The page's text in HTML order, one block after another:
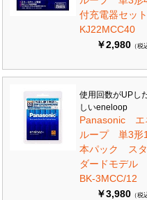
付充電器セッ
KJ22MCC40
￥2,980 （税
使用回数がUPし
しいeneloop
Panasonic エ
ループ 単3形
本パック ス
ダードモデル
BK-3MCC/12
￥3,980 （税